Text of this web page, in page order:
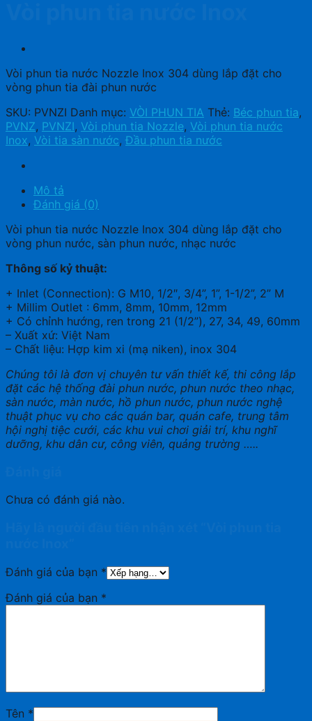
Vòi phun tia nước Nozzle Inox 304 dùng lắp đặt cho
vòng phun tia đài phun nước
SKU: PVNZI Danh mục: VÒI PHUN TIA Thẻ: Béc phun tia,
PVNZ, PVNZI, Vòi phun tia Nozzle, Vòi phun tia nước
Inox, Vòi tia sàn nước, Đầu phun tia nước
Mô tả
Đánh giá (0)
Vòi phun tia nước Nozzle Inox 304 dùng lắp đặt cho
vòng phun nước, sàn phun nước, nhạc nước
Thông số kỷ thuật:
+ Inlet (Connection): G M10, 1/2″, 3/4”, 1”, 1-1/2”, 2” M
+ Millim Outlet : 6mm, 8mm, 10mm, 12mm
+ Có chỉnh hướng, ren trong 21 (1/2”), 27, 34, 49, 60mm
– Xuất xứ: Việt Nam
– Chất liệu: Hợp kim xi (mạ niken), inox 304
Chúng tôi là đơn vị chuyên tư vấn thiết kế, thi công lắp
đặt các hệ thống đài phun nước, phun nước theo nhạc,
sàn nước, màn nước, hồ phun nước, phun nước nghệ
thuật phục vụ cho các quán bar, quán cafe, trung tâm
hội nghị tiệc cưới, các khu vui chơi giải trí, khu nghĩ
dưỡng, khu dân cư, công viên, quảng trường …..
Chưa có đánh giá nào.
Đánh giá của bạn *
Đánh giá của bạn *
Tên *